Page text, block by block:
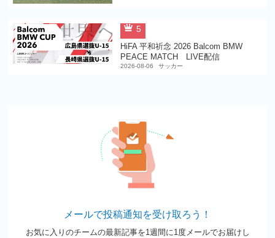
5
HiFA 平和祈念 2026 Balcom BMW
PEACE MATCH LIVE配信
2026-08-06 サッカー
メールで投稿通知を受け取ろう！
お気に入りのチームの最新記事を1週間に1度メールでお届けし